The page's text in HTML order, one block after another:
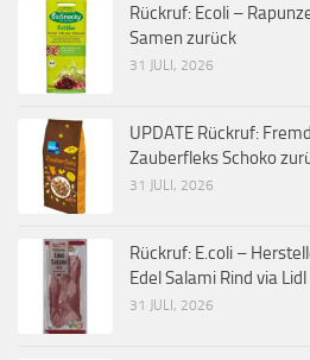
Rückruf: Ecoli –
Samen zurück
31 JULI, 2026
UPDATE Rückruf:
Zauberfleks Schoko
31 JULI, 2026
Rückruf: E.coli –
Edel Salami Rind via
31 JULI, 2026